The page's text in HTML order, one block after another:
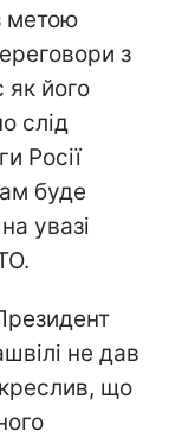
метою
з
як його
слід
Росії
буде
увазі
не дав
що